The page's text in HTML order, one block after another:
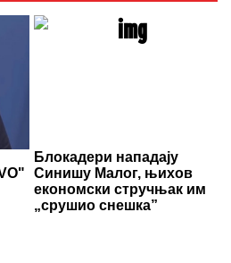
Блокадери нападају
Синишу Малог, њихов
економски стручњак им
„срушио снешка”